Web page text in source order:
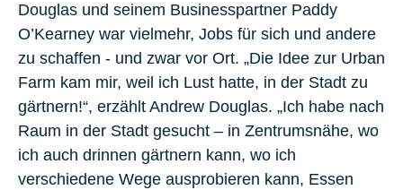
Douglas und seinem Businesspartner Paddy
O’Kearney war vielmehr, Jobs für sich und andere
zu schaffen - und zwar vor Ort. „Die Idee zur Urban
Farm kam mir, weil ich Lust hatte, in der Stadt zu
gärtnern!“, erzählt Andrew Douglas. „Ich habe nach
Raum in der Stadt gesucht – in Zentrumsnähe, wo
ich auch drinnen gärtnern kann, wo ich
verschiedene Wege ausprobieren kann, Essen